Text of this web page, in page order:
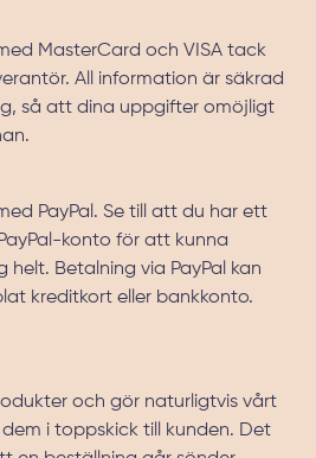
MasterCard och VISA tack
All information är säkrad
så att dina uppgifter omöjligt
PayPal. Se till att du har ett
konto för att kunna
helt. Betalning via PayPal kan
kreditkort eller bankkonto.
och gör naturligtvis vårt
i toppskick till kunden. Det